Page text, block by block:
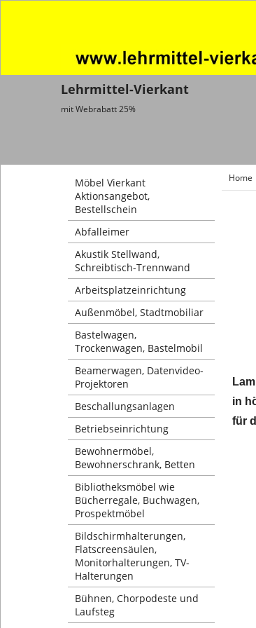
Lehrmittel-Vierkant
mit Webrabatt 25%
Möbel Vierkant
Aktionsangebot,
Bestellschein
Abfalleimer
Akustik Stellwand,
Schreibtisch-Trennwand
Arbeitsplatzeinrichtung
Außenmöbel, Stadtmobiliar
Bastelwagen,
Trockenwagen, Bastelmobil
Beamerwagen, Datenvideo-
Projektoren
Beschallungsanlagen
Betriebseinrichtung
Bewohnermöbel,
Bewohnerschrank, Betten
Bibliotheksmöbel wie
Bücherregale, Buchwagen,
Prospektmöbel
Bildschirmhalterungen,
Flatscreensäulen,
Monitorhalterungen, TV-
Halterungen
Bühnen, Chorpodeste und
Laufsteg
Home
in
für